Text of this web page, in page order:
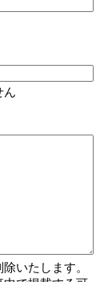
ん
いたします。